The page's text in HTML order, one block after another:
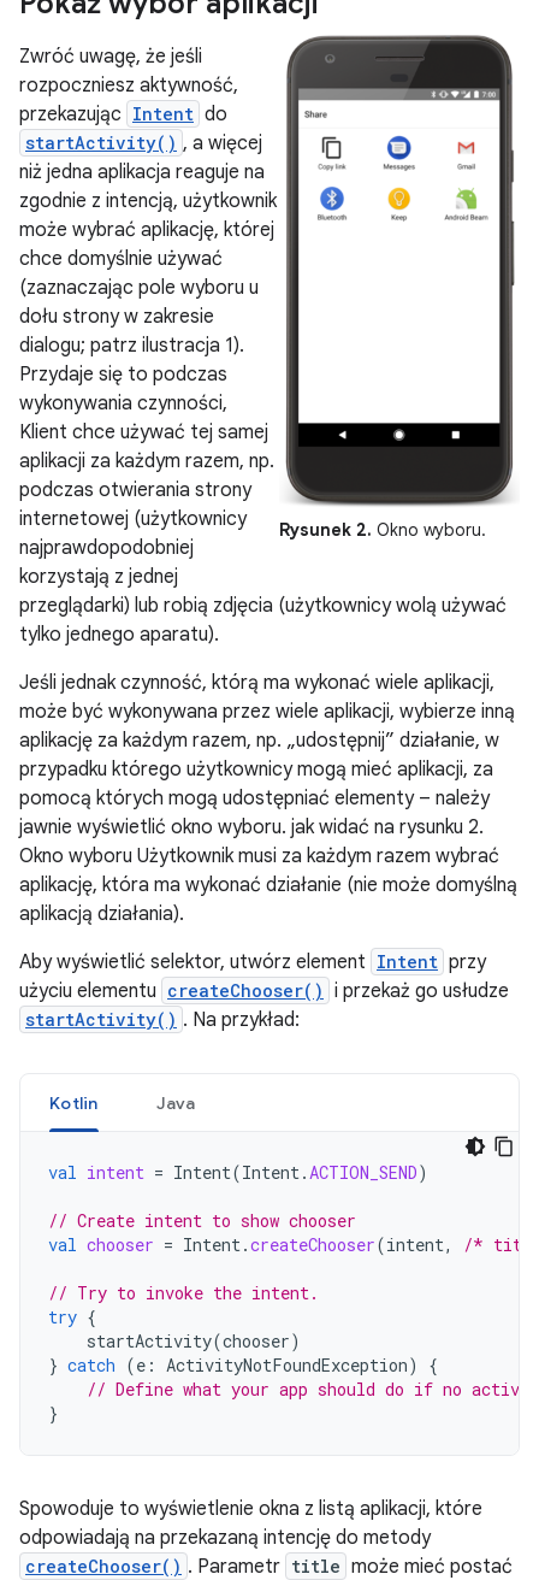
Rysunek 2. Okno wyboru.
Zwróć uwagę, że jeśli
rozpoczniesz aktywność,
przekazując Intent do
startActivity() , a więcej
niż jedna aplikacja reaguje na
zgodnie z intencją, użytkownik
może wybrać aplikację, której
chce domyślnie używać
(zaznaczając pole wyboru u
dołu strony w zakresie
dialogu; patrz ilustracja 1).
Przydaje się to podczas
wykonywania czynności,
Klient chce używać tej samej
aplikacji za każdym razem, np.
podczas otwierania strony
internetowej (użytkownicy
najprawdopodobniej
korzystają z jednej
przeglądarki) lub robią zdjęcia (użytkownicy wolą używać
tylko jednego aparatu).
Jeśli jednak czynność, którą ma wykonać wiele aplikacji,
może być wykonywana przez wiele aplikacji, wybierze inną
aplikację za każdym razem, np. „udostępnij” działanie, w
przypadku którego użytkownicy mogą mieć aplikacji, za
pomocą których mogą udostępniać elementy – należy
jawnie wyświetlić okno wyboru. jak widać na rysunku 2.
Okno wyboru Użytkownik musi za każdym razem wybrać
aplikację, która ma wykonać działanie (nie może domyślną
aplikacją działania).
Aby wyświetlić selektor, utwórz element Intent przy
użyciu elementu createChooser() i przekaż go usłudze
startActivity() . Na przykład:
Kotlin Java
val intent = Intent(Intent . ACTION_SEND)
// Create intent to show chooser
val chooser = Intent .createChooser(intent, /*
// Try to invoke the intent.
try {
startActivity(chooser)
} catch (e : ActivityNotFoundException)
{
// Define what your app should do if no
}
Spowoduje to wyświetlenie okna z listą aplikacji, które
odpowiadają na przekazaną intencję do metody
createChooser() . Parametr title może mieć postać